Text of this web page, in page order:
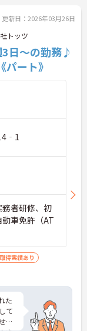
更新日：2026年03月26日
トッツ
3日～の勤務♪
ート》
者研修、初
車免許（AT
得実績あり
た
て
た